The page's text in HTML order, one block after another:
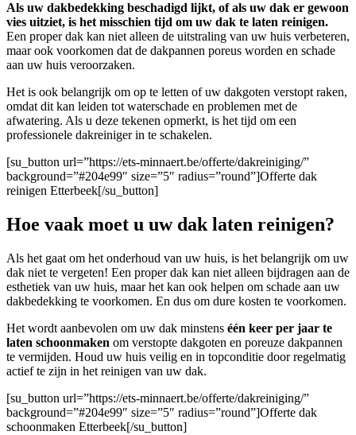
Als uw dakbedekking beschadigd lijkt, of als uw dak er gewoon
vies uitziet, is het misschien tijd om uw dak te laten reinigen.
Een proper dak kan niet alleen de uitstraling van uw huis verbeteren,
maar ook voorkomen dat de dakpannen poreus worden en schade
aan uw huis veroorzaken.
Het is ook belangrijk om op te letten of uw dakgoten verstopt raken,
omdat dit kan leiden tot waterschade en problemen met de
afwatering. Als u deze tekenen opmerkt, is het tijd om een
professionele dakreiniger in te schakelen.
[su_button url=”https://ets-minnaert.be/offerte/dakreiniging/”
background=”#204e99″ size=”5″ radius=”round”]Offerte dak
reinigen Etterbeek[/su_button]
Hoe vaak moet u uw dak laten reinigen?
Als het gaat om het onderhoud van uw huis, is het belangrijk om uw
dak niet te vergeten! Een proper dak kan niet alleen bijdragen aan de
esthetiek van uw huis, maar het kan ook helpen om schade aan uw
dakbedekking te voorkomen. En dus om dure kosten te voorkomen.
Het wordt aanbevolen om uw dak minstens één keer per jaar te
laten schoonmaken om verstopte dakgoten en poreuze dakpannen
te vermijden. Houd uw huis veilig en in topconditie door regelmatig
actief te zijn in het reinigen van uw dak.
[su_button url=”https://ets-minnaert.be/offerte/dakreiniging/”
background=”#204e99″ size=”5″ radius=”round”]Offerte dak
schoonmaken Etterbeek[/su_button]